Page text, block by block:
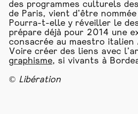
des programmes culturels
de Paris, vient d’être
Pourra-t-elle y réveiller le
prépare déjà pour 2014 une
consacrée au maestro italien
Voire créer des liens avec
graphisme, si vivants à
© Libération